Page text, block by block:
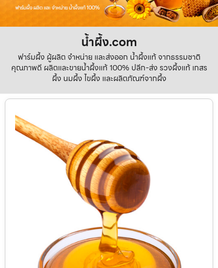
น้ำผึ้ง.com
ฟาร์มผึ้ง ผู้ผลิต จำหน่าย และส่งออก น้ำผึ้งแท้ จากธรรมชาติ
คุณภาพดี ผลิตและขายน้ำผึ้งแท้ 100% ปลีก-ส่ง รวงผึ้งแท้ เกสร
ผึ้ง นมผึ้ง ไขผึ้ง และผลิตภัณฑ์จากผึ้ง